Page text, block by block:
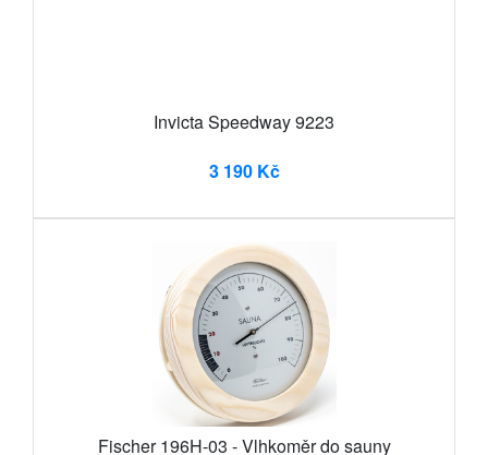
Invicta Speedway 9223
3 190 Kč
Fischer 196H-03 - Vlhkoměr do sauny